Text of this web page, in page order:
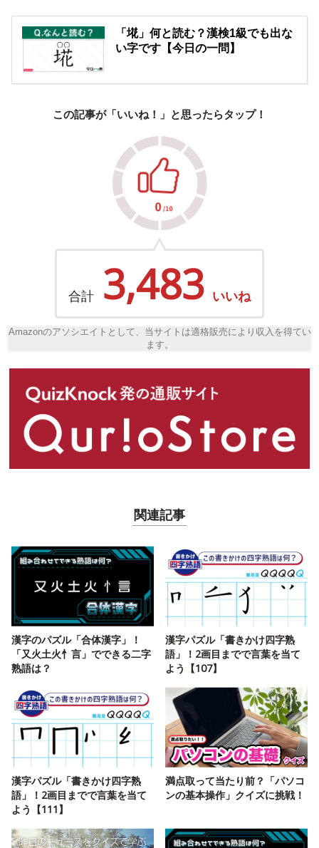
「埖」何と読む？漢検1級でも出な
い字です【今日の一問】
この記事が「いいね！」と思ったらタップ！
合計 3,483 いいね
Amazonのアソシエイトとして、当サイトは適格販売により収入を得てい
ます。
関連記事
漢字のパズル「合体漢字」！
「又火土火忄言」でできる二字
熟語は？
漢字パズル「書きかけ四字熟
語」！2画目までで言葉を当て
よう【107】
漢字パズル「書きかけ四字熟
語」！2画目までで言葉を当て
よう【111】
満点取って当たり前？「パソコ
ンの基本操作」クイズに挑戦！